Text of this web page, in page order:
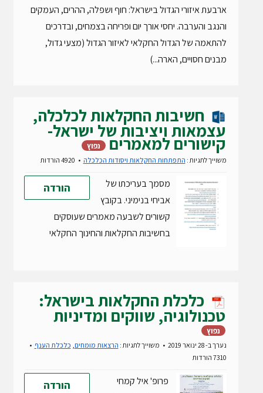
ארבעת איזורי הגדול בישראל: חוף ושפלה, ההרים, העמקים
והנגב והערבה. יחסי אורך יום ופריחה בצמחים, ובדרכים
להתאמה של הגדול החקלאי לאיזור הגדול (מצעי גדול,
מבנים חסויים, הארה...)
חשיבות החקלאות לכלכלה,
עצמאות ויציבות של ישראל-
קישורים למאמרים נפוץ
משוייך לתגיות : התפתחות החקלאות ויסודות הכלכלה
הורדה
מסמך בעריכתו של
אביחי בנימיני. בקובץ
קשורים לשבעה מאמרים שעוסקים
בחשיבות החקלאות והחינוך החקלאי
כלכלת החקלאות בישראל:
טכנולוגיה, שווקים ומדיניות
נפוץ
נערך ב- 28 ינואר 2019 משוייך לתגיות : הרצאות מומחים, כלכלת הענף
7310 הורדות
הורדה
פרופ' איל קמחי